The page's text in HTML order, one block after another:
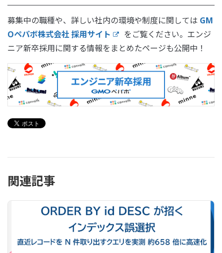
募集中の職種や、詳しい社内の環境や制度に関しては GM
Oペパボ株式会社 採用サイト
をご覧ください。エンジ
ニア新卒採用に関する情報をまとめたページも公開中！
関連記事